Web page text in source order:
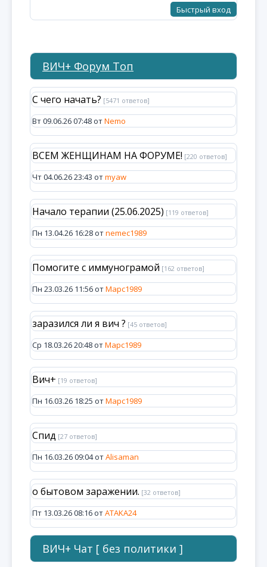
ВИЧ+ Форум Топ
С чего начать? [5471 ответов]
Вт 09.06.26 07:48 отNemo
ВСЕМ ЖЕНЩИНАМ НА ФОРУМЕ! [220 ответов]
Чт 04.06.26 23:43 отmyaw
Начало терапии (25.06.2025) [119 ответов]
Пн 13.04.26 16:28 отnemec1989
Помогите с иммунограмой [162 ответов]
Пн 23.03.26 11:56 отМарс1989
заразился ли я вич ? [45 ответов]
Ср 18.03.26 20:48 отМарс1989
Вич+ [19 ответов]
Пн 16.03.26 18:25 отМарс1989
Спид [27 ответов]
Пн 16.03.26 09:04 отAlisaman
о бытовом заражении. [32 ответов]
Пт 13.03.26 08:16 отATAKA24
ВИЧ+ Чат [ без политики ]